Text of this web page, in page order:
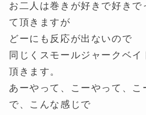
お二人は巻きが好きで好きで
て頂きますが
どーにも反応が出ないので
同じくスモールジャークベイ
頂きます。
あーやって、こーやって、こ
で、こんな感じで